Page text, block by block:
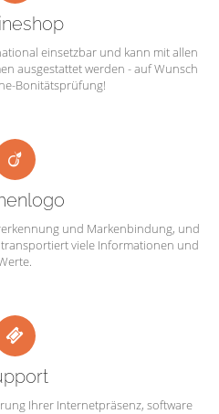
einsetzbar und kann mit allen
ausgestattet werden - auf Wunsch
Bonitätsprüfung!
und Markenbindung, und
viele Informationen und
Ihrer Internetpräsenz, software